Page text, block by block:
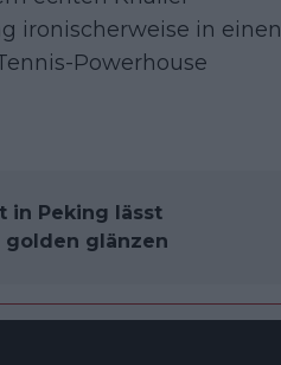
ironischerweise in einen
Powerhouse
in Peking lässt
golden glänzen